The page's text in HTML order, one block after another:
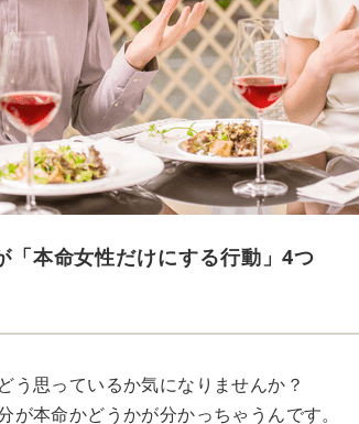
本命女性だけにする行動」4つ
う思っているか気になりませんか？
本命かどうかが分かっちゃうんです。